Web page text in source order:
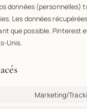
données (personnelles)
Les données
que possible. Pinterest
Unis.
Marketing/